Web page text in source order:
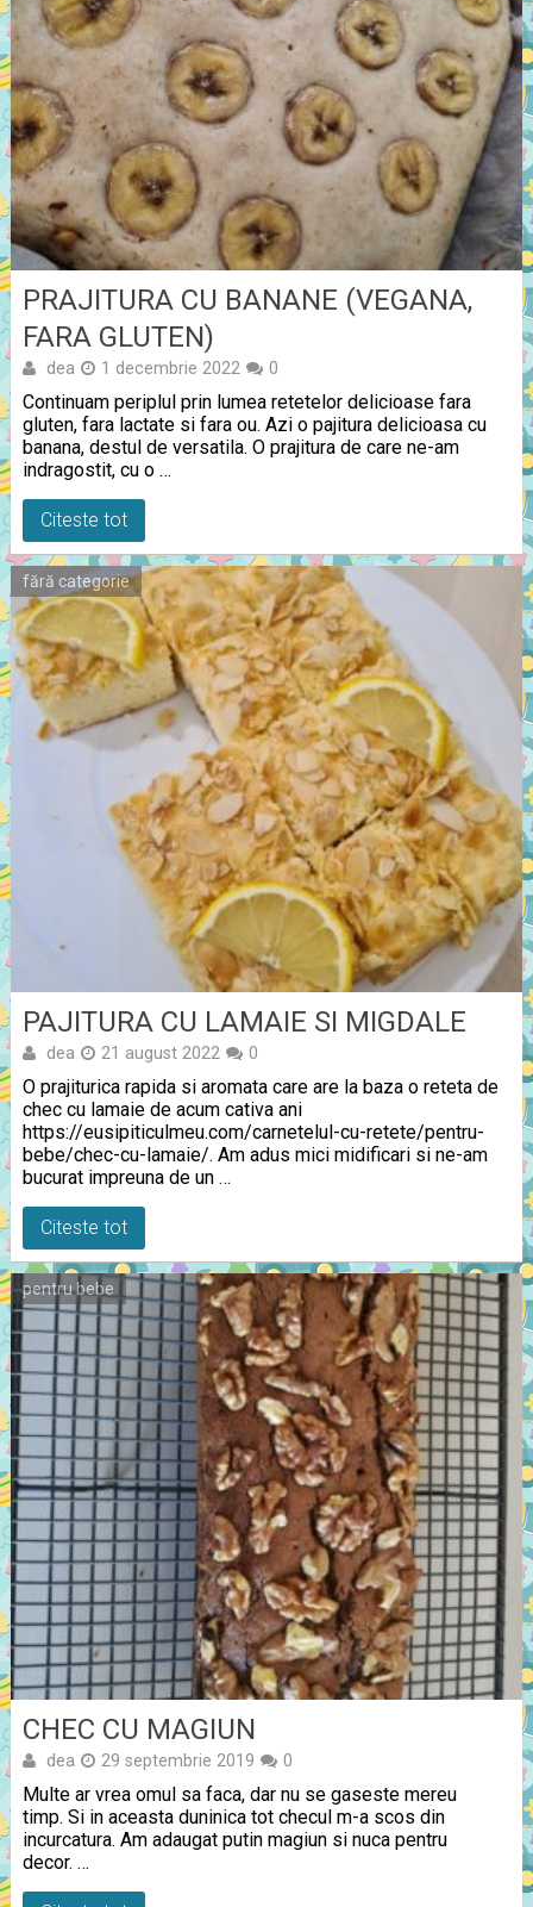
PRAJITURA CU BANANE (VEGANA,
FARA GLUTEN)
dea 1 decembrie 2022 0
Continuam periplul prin lumea retetelor delicioase fara
gluten, fara lactate si fara ou. Azi o pajitura delicioasa cu
banana, destul de versatila. O prajitura de care ne-am
indragostit, cu o …
Citeste tot
fără categorie
PAJITURA CU LAMAIE SI MIGDALE
dea 21 august 2022 0
O prajiturica rapida si aromata care are la baza o reteta de
chec cu lamaie de acum cativa ani
https://eusipiticulmeu.com/carnetelul-cu-retete/pentru-
bebe/chec-cu-lamaie/. Am adus mici midificari si ne-am
bucurat impreuna de un …
Citeste tot
pentru bebe
CHEC CU MAGIUN
dea 29 septembrie 2019 0
Multe ar vrea omul sa faca, dar nu se gaseste mereu
timp. Si in aceasta duninica tot checul m-a scos din
incurcatura. Am adaugat putin magiun si nuca pentru
decor. …